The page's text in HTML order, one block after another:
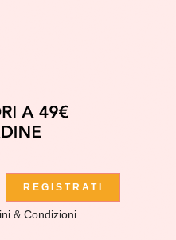
(È possibile
REGISTRATI
& Condizioni